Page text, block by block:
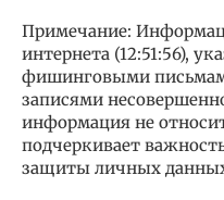
Примечание:
интернета (12:51:56),
фишинговыми
записями
информация не
подчеркивает
защиты личных